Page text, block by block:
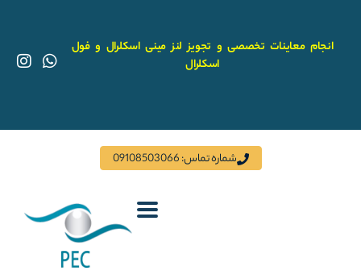
انجام معاینات تخصصی و تجویز لنز مینی اسکلرال و فول
اسکلرال
W
s
I
a
شماره تماس: 09108503066